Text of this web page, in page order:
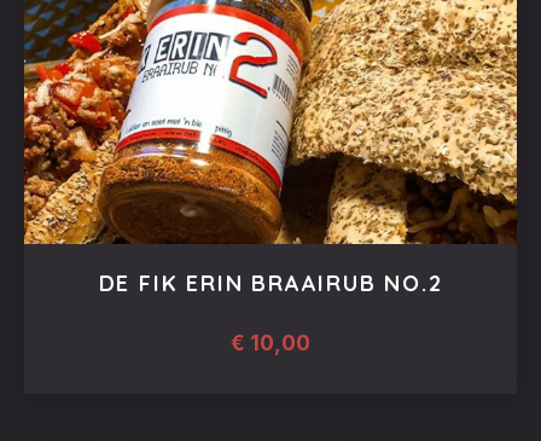
DE FIK ERIN BRAAIRUB NO.2
€ 10,00